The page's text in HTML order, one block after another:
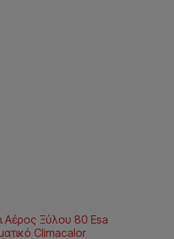
Αέρος Ξύλου 80 Esa
Climacalor